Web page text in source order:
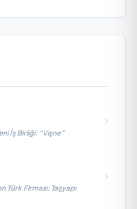
İş Birliği: “Vişne”
Türk Firması: Taşyapı